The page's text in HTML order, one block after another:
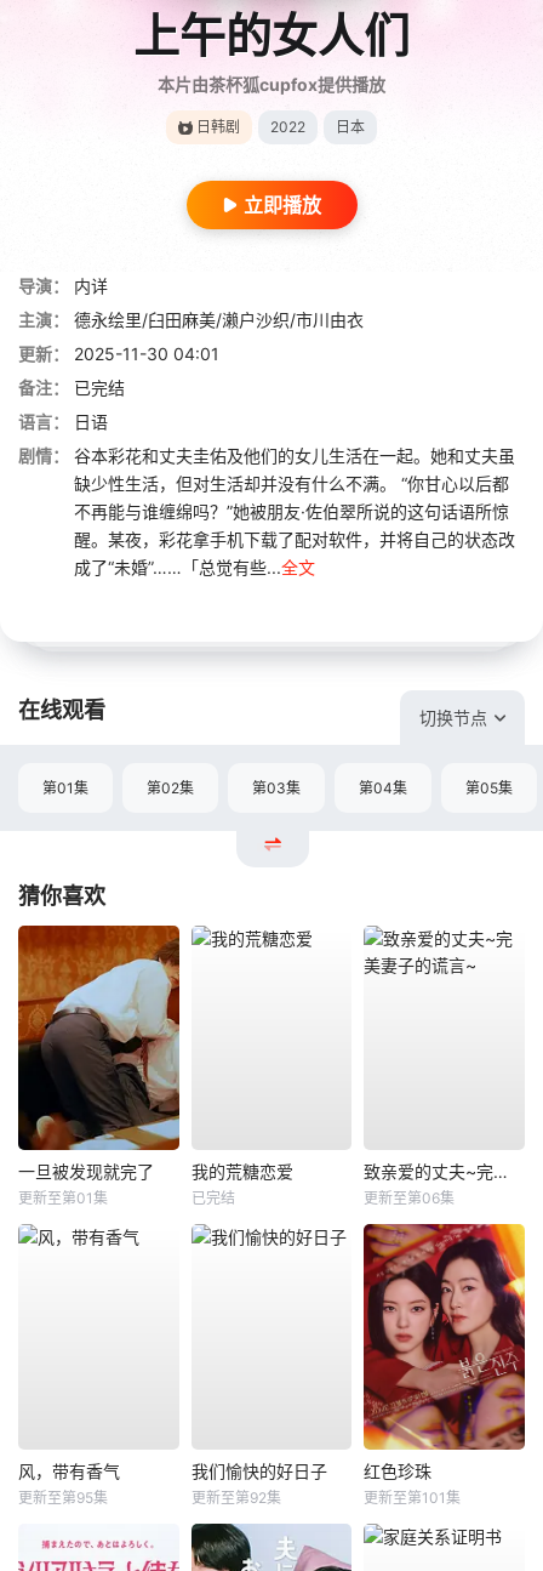
上午的女人们
本片由茶杯狐cupfox提供播放
日韩剧 2022 日本
立即播放
导演：
内详
主演：
德永绘里/臼田麻美/濑户沙织/市川由衣
更新：
2025-11-30 04:01
备注：
已完结
语言：
日语
剧情：
谷本彩花和丈夫圭佑及他们的女儿生活在一起。她和丈夫虽
缺少性生活，但对生活却并没有什么不满。 “你甘心以后都
不再能与谁缠绵吗？”她被朋友·佐伯翠所说的这句话语所惊
醒。某夜，彩花拿手机下载了配对软件，并将自己的状态改
成了“未婚”……「总觉有些...全文
在线观看 切换节点
第01集 第02集 第03集 第04集 第05集
猜你喜欢
一旦被发现就完了
更新至第01集
我的荒糖恋爱
已完结
致亲爱的丈夫~完美妻子的谎言~
更新至第06集
风，带有香气
更新至第95集
我们愉快的好日子
更新至第92集
红色珍珠
更新至第101集